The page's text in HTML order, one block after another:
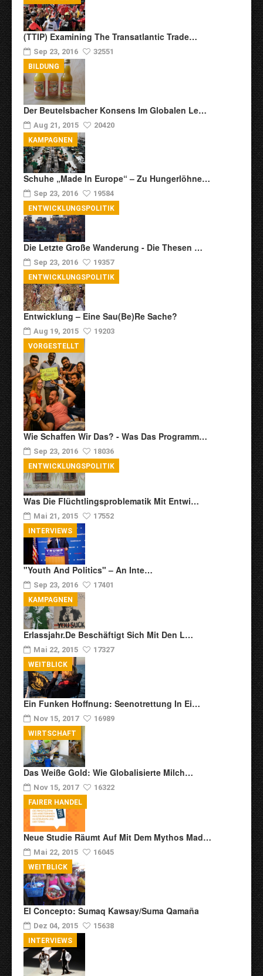
(TTIP) Examining The Transatlantic Trade…
Sep 23, 2016 32551
Der Beutelsbacher Konsens Im Globalen Le…
Aug 21, 2015 20420
BILDUNG
Schuhe „Made In Europe“ – Zu Hungerlöhne…
Sep 23, 2016 19584
KAMPAGNEN
Die Letzte Große Wanderung - Die Thesen …
Sep 23, 2016 19357
ENTWICKLUNGSPOLITIK
Entwicklung – Eine Sau(be)re Sache?
Aug 19, 2015 19203
ENTWICKLUNGSPOLITIK
Wie Schaffen Wir Das? - Was Das Programm…
Sep 23, 2016 18036
VORGESTELLT
Was Die Flüchtlingsproblematik Mit Entwi…
Mai 21, 2015 17552
ENTWICKLUNGSPOLITIK
"Youth And Politics" – An Inte…
Sep 23, 2016 17401
INTERVIEWS
Erlassjahr.de Beschäftigt Sich Mit Den L…
Mai 22, 2015 17327
KAMPAGNEN
Ein Funken Hoffnung: Seenotrettung In Ei…
Nov 15, 2017 16989
WEITBLICK
Das Weiße Gold: Wie Globalisierte Milch…
Nov 15, 2017 16322
WIRTSCHAFT
Neue Studie Räumt Auf Mit Dem Mythos Mad…
Mai 22, 2015 16045
FAIRER HANDEL
El Concepto: Sumaq Kawsay/Suma Qamaña
Dez 04, 2015 15638
WEITBLICK
INTERVIEWS